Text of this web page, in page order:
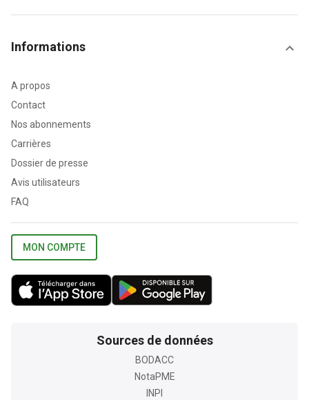
Informations
A propos
Contact
Nos abonnements
Carrières
Dossier de presse
Avis utilisateurs
FAQ
MON COMPTE
Sources de données
BODACC
NotaPME
INPI